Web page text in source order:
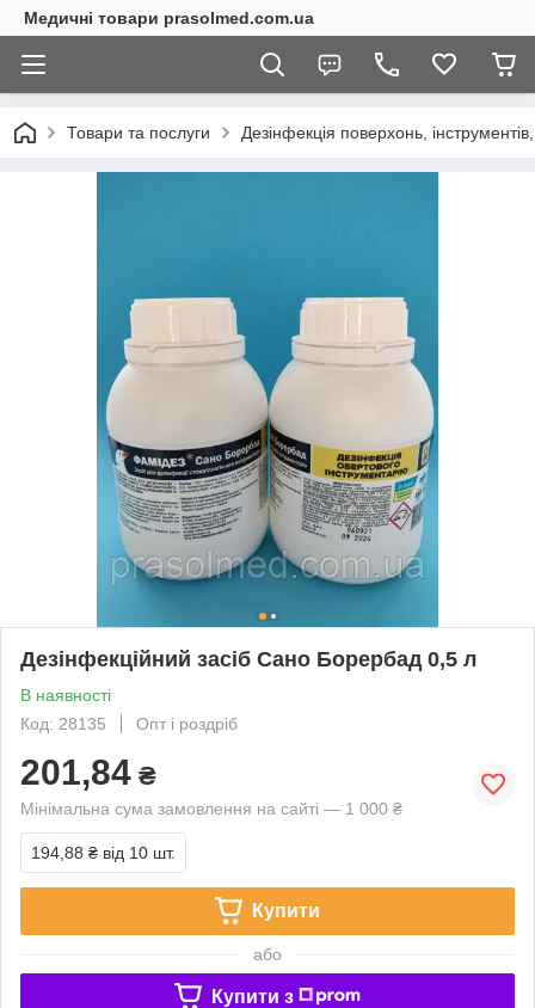
Медичні товари prasolmed.com.ua
Товари та послуги Дезінфекція поверхонь,
Дезінфекційний засіб Сано Борербад 0,5 л
В наявності
Код: 28135
Опт і роздріб
201,84 ₴
Мінімальна сума замовлення на сайті — 1 000 ₴
194,88 ₴ від 10 шт.
Купити
або
Купити з